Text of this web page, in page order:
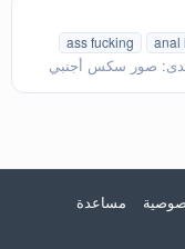
anal
ass fucking
صور سكس أجنبي
مساعدة